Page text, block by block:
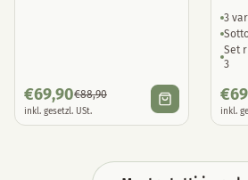
€69,90€88,90
inkl. gesetzl. USt.
3
Set
3
€
inkl.